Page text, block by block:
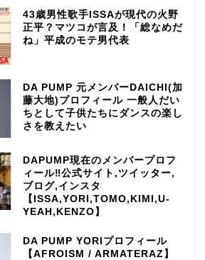
43歳男性歌手ISSAが現代の火野
正平？マツコが言及！「総なめだ
ね」平成のモテ男代表
DA PUMP 元メンバーDAICHI(加
藤大地)プロフィール 一般人だい
ちとして子供たちにダンスの楽し
さを教えたい
DAPUMP現在のメンバープロフ
ィール‼公式サイト,ツイッター,
ブログ,インスタ
【ISSA,YORI,TOMO,KIMI,U-
YEAH,KENZO】
DA PUMP YORIプロフィール
【AFROISM / ARMATERAZ】